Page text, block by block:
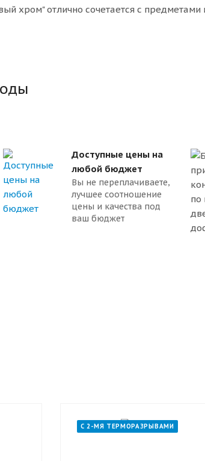
хром" отлично сочетается с предметами
Доступные цены на
любой бюджет
Вы не переплачиваете,
лучшее соотношение
цены и качества под
ваш бюджет
С 2-МЯ ТЕРМОРАЗРЫВАМИ